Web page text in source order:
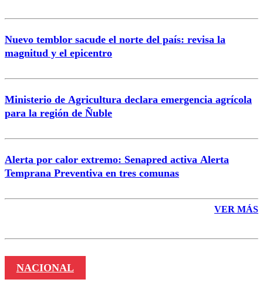
Nuevo temblor sacude el norte del país: revisa la
magnitud y el epicentro
Ministerio de Agricultura declara emergencia agrícola
para la región de Ñuble
Alerta por calor extremo: Senapred activa Alerta
Temprana Preventiva en tres comunas
VER MÁS
NACIONAL